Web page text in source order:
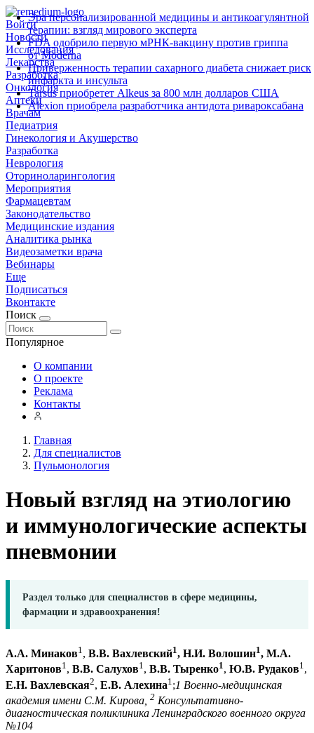
Войти
Новости
Исследования
Лекарства
Разработка
Онкология
Аптеки
Врачам
Педиатрия
Гинекология и Акушерство
Разработка
Неврология
Оториноларингология
Мероприятия
Фармацевтам
Законодательство
Медицинские издания
Аналитика рынка
Видеозаметки врача
Вебинары
Еще
Подписаться
Вконтакте
Поиск
Популярное
Эра персонализированной медицины и антикоагулянтной
терапии: взгляд мирового эксперта
FDA одобрило первую мРНК‑вакцину против гриппа
от Moderna
Приверженность терапии сахарного диабета снижает риск
инфаркта и инсульта
Tarsus приобретет Alkeus за 800 млн долларов США
Alexion приобрела разработчика антидота ривароксабана
О компании
О проекте
Реклама
Контакты
Главная
Для специалистов
Пульмонология
Новый взгляд на этиологию
и иммунологические аспекты
пневмонии
Раздел только для специалистов в сфере медицины,
фармации и здравоохранения!
А.А. Минаков1 , В.В. Вахлевский1, Н.И. Волошин1, М.А.
Харитонов1, В.В. Салухов1, В.В. Тыренко1, Ю.В. Рудаков1,
Е.Н. Вахлевская2, Е.В. Алехина1 ;1 Военно-медицинская
академия имени С.М. Кирова, 2 Консультативно-
диагностическая поликлиника Ленинградского военного округа
№104